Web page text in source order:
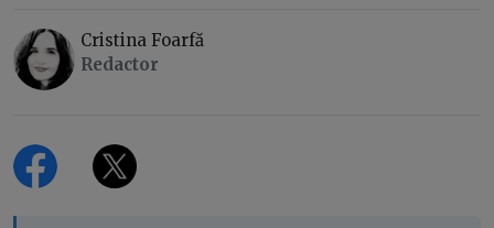
Cristina Foarfă
Redactor